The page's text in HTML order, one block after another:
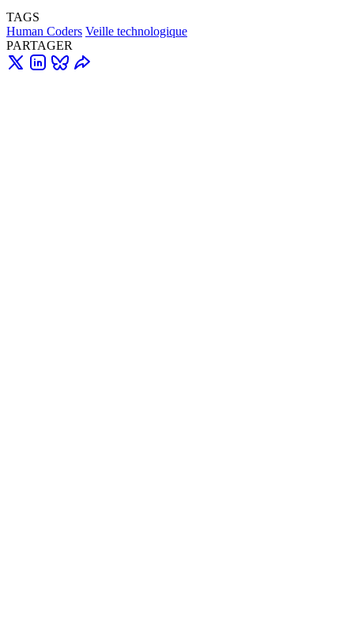
TAGS
Human Coders Veille technologique
PARTAGER